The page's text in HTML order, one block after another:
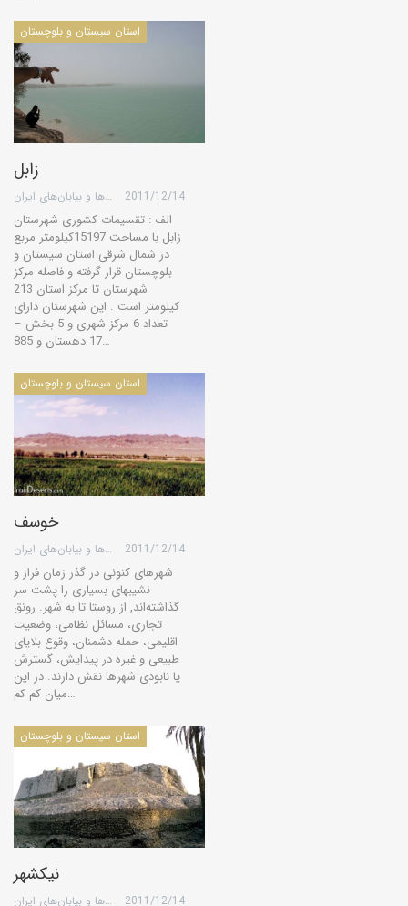
استان سیستان و بلوچستان
زابل
گروه کویرها و بیابان‌های ایران 2011/12/14
الف : تقسیمات کشوری شهرستان
زابل با مساحت 15197کیلومتر مربع
در شمال شرقی استان سیستان و
بلوچستان قرار گرفته و فاصله مرکز
شهرستان تا مرکز استان 213
کیلومتر است . این شهرستان دارای
تعداد 6 مرکز شهری و 5 بخش –
17 دهستان و 885…
استان سیستان و بلوچستان
خوسف
گروه کویرها و بیابان‌های ایران 2011/12/14
شهرهای كنونی در گذر زمان فراز و
نشیبهای بسیاری را پشت سر
گذاشته‌اند, از روستا تا به شهر. رونق
تجاری، مسائل نظامی، وضعیت
اقلیمی، حمله دشمنان، وقوع بلایای
طبیعی و غیره در پیدایش، گسترش
یا نابودی شهرها نقش دارند. در این
میان كم كم…
استان سیستان و بلوچستان
نیکشهر
گروه کویرها و بیابان‌های ایران 2011/12/14